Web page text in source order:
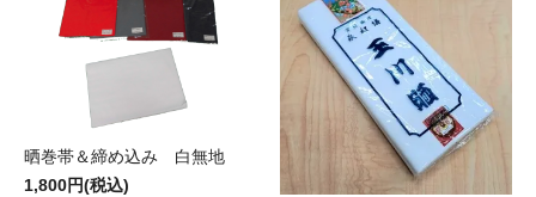
晒巻帯＆締め込み 白無地
1,800円(税込)